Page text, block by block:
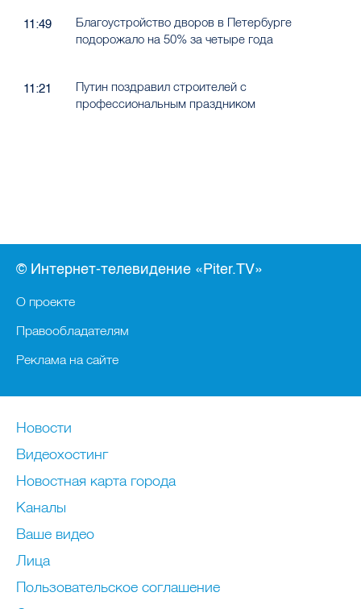
11:49
Благоустройство дворов в Петербурге
подорожало на 50% за четыре года
11:21
Путин поздравил строителей с
профессиональным праздником
© Интернет-телевидение «Piter.TV»
О проекте
Правообладателям
Реклама на сайте
Новости
Видеохостинг
Новостная карта города
Каналы
Ваше видео
Лица
Пользовательское соглашение